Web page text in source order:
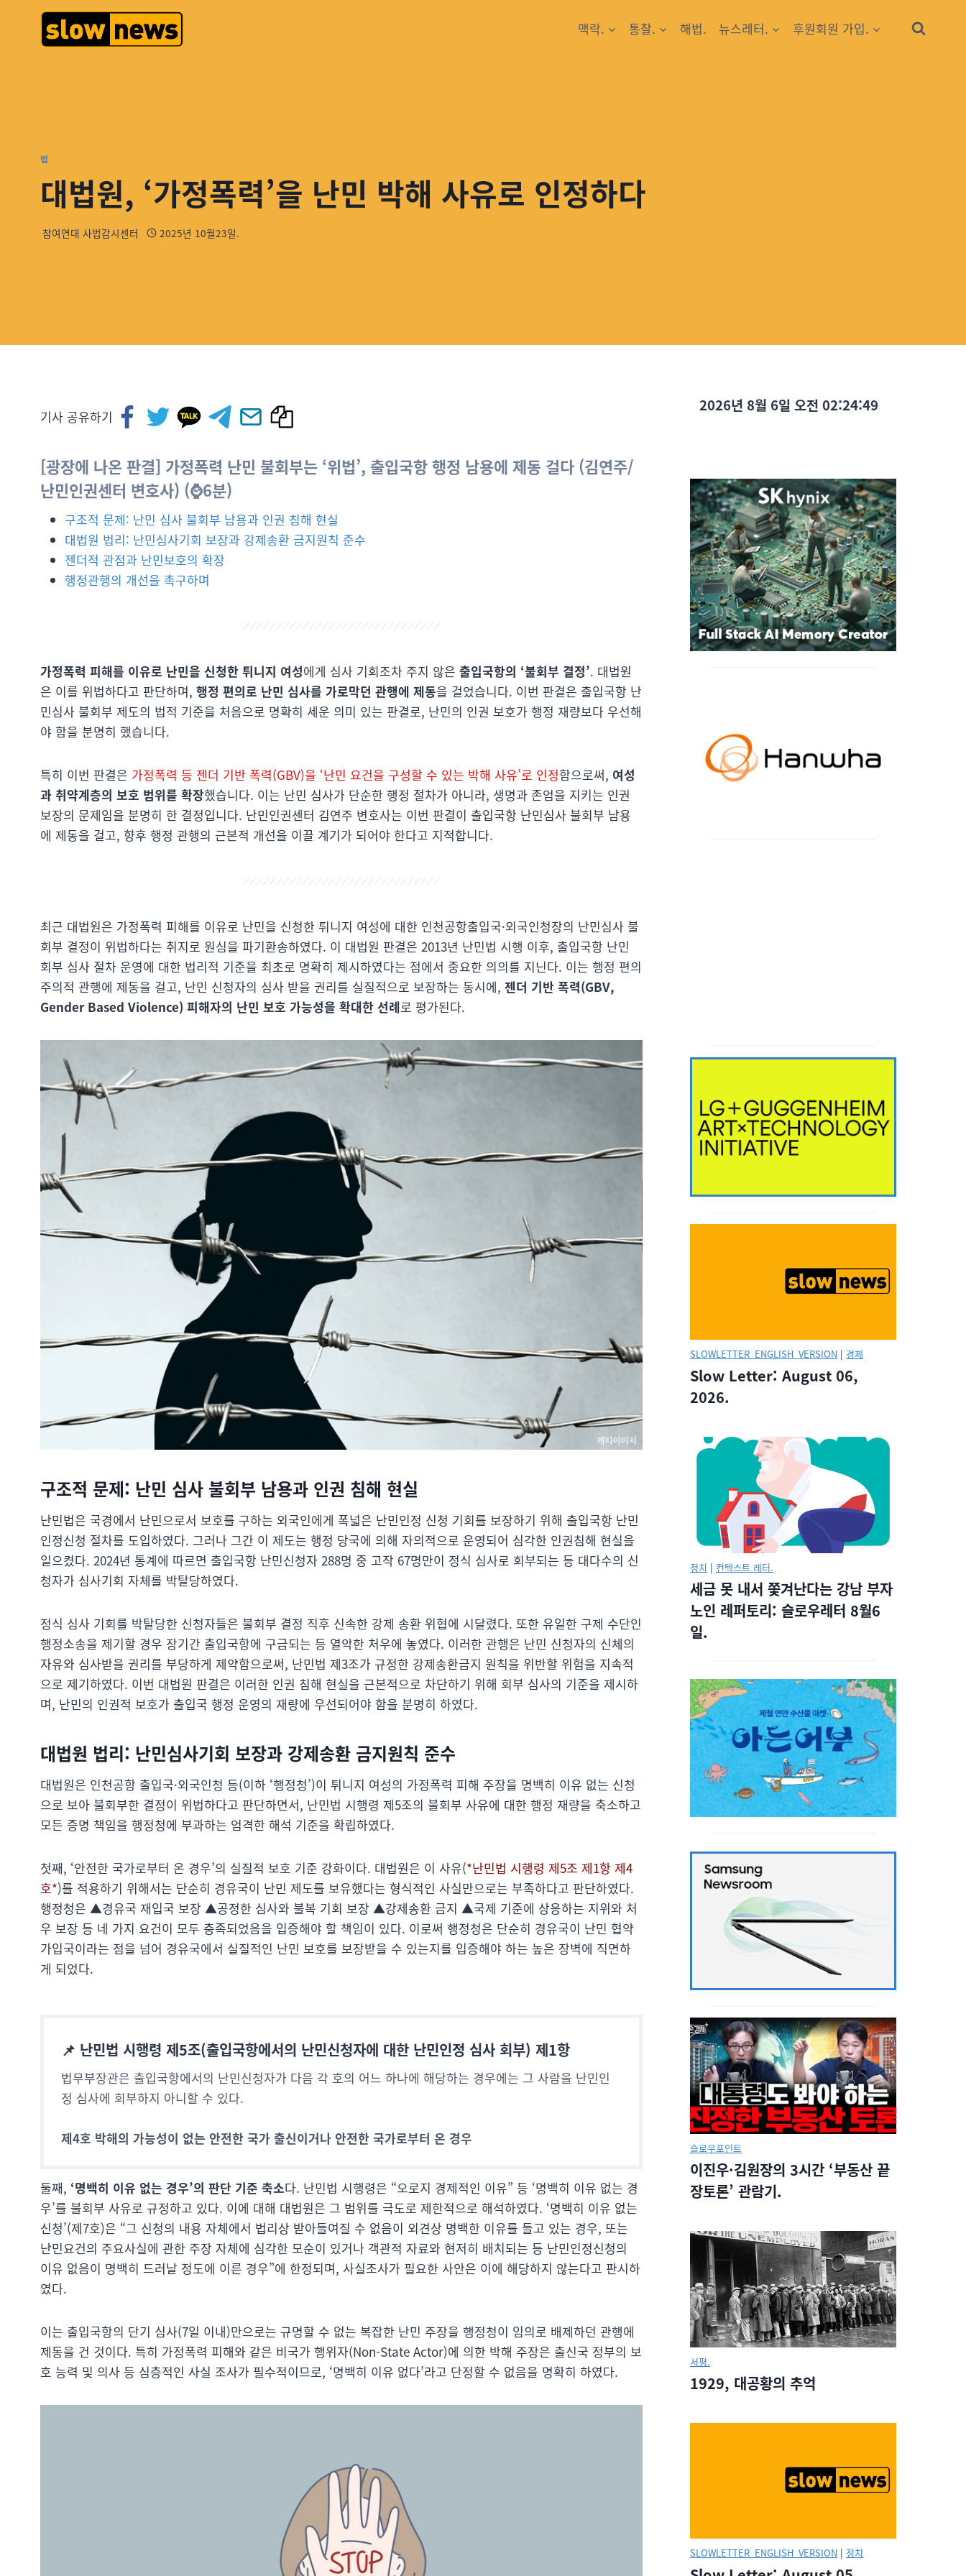
맥락. 통찰. 해법. 뉴스레터. 후원회원 가입.
법
대법원, ‘가정폭력’을 난민 박해 사유로 인정하다
참여연대 사법감시센터 2025년 10월23일.
기사 공유하기
[광장에 나온 판결] 가정폭력 난민 불회부는 ‘위법’, 출입국항 행정 남용에 제동 걸다 (김연주/
난민인권센터 변호사) (⌚6분)
구조적 문제: 난민 심사 불회부 남용과 인권 침해 현실
대법원 법리: 난민심사기회 보장과 강제송환 금지원칙 준수
젠더적 관점과 난민보호의 확장
행정관행의 개선을 촉구하며
가정폭력 피해를 이유로 난민을 신청한 튀니지 여성에게 심사 기회조차 주지 않은 출입국항의 ‘불회부 결정’. 대법원
은 이를 위법하다고 판단하며, 행정 편의로 난민 심사를 가로막던 관행에 제동을 걸었습니다. 이번 판결은 출입국항 난
민심사 불회부 제도의 법적 기준을 처음으로 명확히 세운 의미 있는 판결로, 난민의 인권 보호가 행정 재량보다 우선해
야 함을 분명히 했습니다.
특히 이번 판결은 가정폭력 등 젠더 기반 폭력(GBV)을 ‘난민 요건을 구성할 수 있는 박해 사유’로 인정함으로써, 여성
과 취약계층의 보호 범위를 확장했습니다. 이는 난민 심사가 단순한 행정 절차가 아니라, 생명과 존엄을 지키는 인권
보장의 문제임을 분명히 한 결정입니다. 난민인권센터 김연주 변호사는 이번 판결이 출입국항 난민심사 불회부 남용
에 제동을 걸고, 향후 행정 관행의 근본적 개선을 이끌 계기가 되어야 한다고 지적합니다.
최근 대법원은 가정폭력 피해를 이유로 난민을 신청한 튀니지 여성에 대한 인천공항출입국·외국인청장의 난민심사 불
회부 결정이 위법하다는 취지로 원심을 파기환송하였다. 이 대법원 판결은 2013년 난민법 시행 이후, 출입국항 난민
회부 심사 절차 운영에 대한 법리적 기준을 최초로 명확히 제시하였다는 점에서 중요한 의의를 지닌다. 이는 행정 편의
주의적 관행에 제동을 걸고, 난민 신청자의 심사 받을 권리를 실질적으로 보장하는 동시에, 젠더 기반 폭력(GBV,
Gender Based Violence) 피해자의 난민 보호 가능성을 확대한 선례로 평가된다.
구조적 문제: 난민 심사 불회부 남용과 인권 침해 현실
난민법은 국경에서 난민으로서 보호를 구하는 외국인에게 폭넓은 난민인정 신청 기회를 보장하기 위해 출입국항 난민
인정신청 절차를 도입하였다. 그러나 그간 이 제도는 행정 당국에 의해 자의적으로 운영되어 심각한 인권침해 현실을
일으켰다. 2024년 통계에 따르면 출입국항 난민신청자 288명 중 고작 67명만이 정식 심사로 회부되는 등 대다수의 신
청자가 심사기회 자체를 박탈당하였다.
정식 심사 기회를 박탈당한 신청자들은 불회부 결정 직후 신속한 강제 송환 위협에 시달렸다. 또한 유일한 구제 수단인
행정소송을 제기할 경우 장기간 출입국항에 구금되는 등 열악한 처우에 놓였다. 이러한 관행은 난민 신청자의 신체의
자유와 심사받을 권리를 부당하게 제약함으로써, 난민법 제3조가 규정한 강제송환금지 원칙을 위반할 위험을 지속적
으로 제기하였다. 이번 대법원 판결은 이러한 인권 침해 현실을 근본적으로 차단하기 위해 회부 심사의 기준을 제시하
며, 난민의 인권적 보호가 출입국 행정 운영의 재량에 우선되어야 함을 분명히 하였다.
대법원 법리: 난민심사기회 보장과 강제송환 금지원칙 준수
대법원은 인천공항 출입국·외국인청 등(이하 ‘행정청’)이 튀니지 여성의 가정폭력 피해 주장을 명백히 이유 없는 신청
으로 보아 불회부한 결정이 위법하다고 판단하면서, 난민법 시행령 제5조의 불회부 사유에 대한 행정 재량을 축소하고
모든 증명 책임을 행정청에 부과하는 엄격한 해석 기준을 확립하였다.
첫째, ‘안전한 국가로부터 온 경우’의 실질적 보호 기준 강화이다. 대법원은 이 사유(*난민법 시행령 제5조 제1항 제4
호*)를 적용하기 위해서는 단순히 경유국이 난민 제도를 보유했다는 형식적인 사실만으로는 부족하다고 판단하였다.
행정청은 ▲경유국 재입국 보장 ▲공정한 심사와 불복 기회 보장 ▲강제송환 금지 ▲국제 기준에 상응하는 지위와 처
우 보장 등 네 가지 요건이 모두 충족되었음을 입증해야 할 책임이 있다. 이로써 행정청은 단순히 경유국이 난민 협약
가입국이라는 점을 넘어 경유국에서 실질적인 난민 보호를 보장받을 수 있는지를 입증해야 하는 높은 장벽에 직면하
게 되었다.
📌 난민법 시행령 제5조(출입국항에서의 난민신청자에 대한 난민인정 심사 회부) 제1항
법무부장관은 출입국항에서의 난민신청자가 다음 각 호의 어느 하나에 해당하는 경우에는 그 사람을 난민인
정 심사에 회부하지 아니할 수 있다.
제4호 박해의 가능성이 없는 안전한 국가 출신이거나 안전한 국가로부터 온 경우
둘째, ‘명백히 이유 없는 경우’의 판단 기준 축소다. 난민법 시행령은 “오로지 경제적인 이유” 등 ‘명백히 이유 없는 경
우’를 불회부 사유로 규정하고 있다. 이에 대해 대법원은 그 범위를 극도로 제한적으로 해석하였다. ‘명백히 이유 없는
신청’(제7호)은 “그 신청의 내용 자체에서 법리상 받아들여질 수 없음이 외견상 명백한 이유를 들고 있는 경우, 또는
난민요건의 주요사실에 관한 주장 자체에 심각한 모순이 있거나 객관적 자료와 현저히 배치되는 등 난민인정신청의
이유 없음이 명백히 드러날 정도에 이른 경우”에 한정되며, 사실조사가 필요한 사안은 이에 해당하지 않는다고 판시하
였다.
이는 출입국항의 단기 심사(7일 이내)만으로는 규명할 수 없는 복잡한 난민 주장을 행정청이 임의로 배제하던 관행에
제동을 건 것이다. 특히 가정폭력 피해와 같은 비국가 행위자(Non-State Actor)에 의한 박해 주장은 출신국 정부의 보
호 능력 및 의사 등 심층적인 사실 조사가 필수적이므로, ‘명백히 이유 없다’라고 단정할 수 없음을 명확히 하였다.
2026년 8월 6일 오전 02:24:50
SLOWLETTER_ENGLISH_VERSION | 경제
Slow Letter: August 06,
2026.
정치 | 컨텍스트 레터.
세금 못 내서 쫓겨난다는 강남 부자
노인 레퍼토리: 슬로우레터 8월6
일.
슬로우포인트
이진우·김원장의 3시간 ‘부동산 끝
장토론’ 관람기.
서평.
1929, 대공황의 추억
SLOWLETTER_ENGLISH_VERSION | 정치